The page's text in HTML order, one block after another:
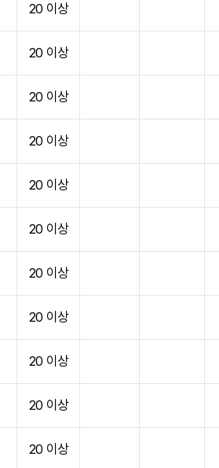
20 이상
20 이상
20 이상
20 이상
20 이상
20 이상
20 이상
20 이상
20 이상
20 이상
20 이상